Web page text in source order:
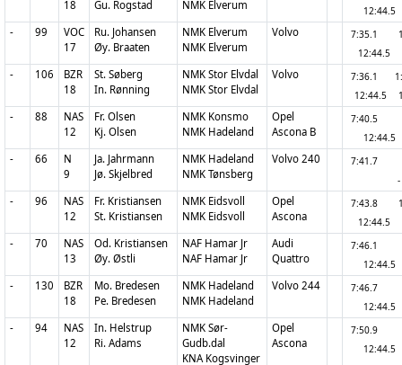
18
Gu. Rogstad
NMK Elverum
12:44.5
- 99
VOC
17
Ru. Johansen
Øy. Braaten
NMK Elverum
NMK Elverum
Volvo 7:35.1
12:44.5
- 106
BZR
18
St. Søberg
In. Rønning
NMK Stor Elvdal
NMK Stor Elvdal
Volvo 7:36.1
12:44.5
- 88
NAS
12
Fr. Olsen
Kj. Olsen
NMK Konsmo
NMK Hadeland
Opel
Ascona B
7:40.5
12:44.5
- 66
N
9
Ja. Jahrmann
Jø. Skjelbred
NMK Hadeland
NMK Tønsberg
Volvo 240
7:41.7
-
- 96
NAS
12
Fr. Kristiansen
St. Kristiansen
NMK Eidsvoll
NMK Eidsvoll
Opel
Ascona
7:43.8
12:44.5
- 70
NAS
13
Od. Kristiansen
Øy. Østli
NAF Hamar Jr
NAF Hamar Jr
Audi
Quattro
7:46.1
12:44.5
- 130
BZR
18
Mo. Bredesen
Pe. Bredesen
NMK Hadeland
NMK Hadeland
Volvo 244
7:46.7
12:44.5
- 94
NAS
12
In. Helstrup
Ri. Adams
NMK Sør-
Gudb.dal
KNA Kogsvinger
Opel
Ascona
7:50.9
12:44.5